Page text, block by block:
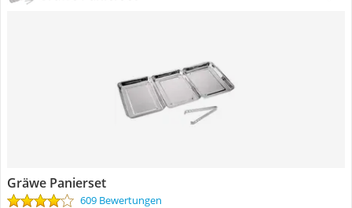
Gräwe Panierset
609 Bewertungen